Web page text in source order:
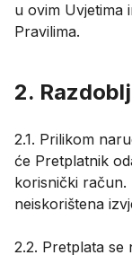
u ovim Uvjetima
Pravilima.
2.
2.1. Prilikom
će Pretplatnik
korisnički
neiskorištena
2.2. Pretplata se